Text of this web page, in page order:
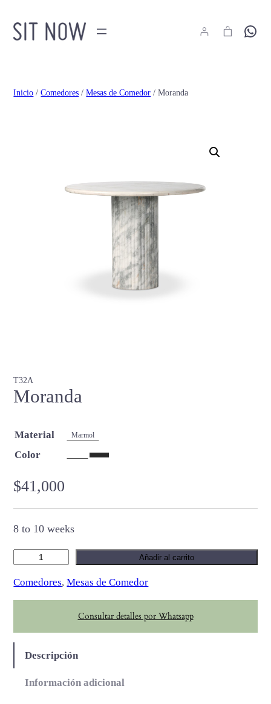
Hola
Inicio /Comedores /Mesas de Comedor / Moranda
T32A
Moranda
Material Marmol
Color
$41,000
8 to 10 weeks
r
a
d
c
Añadir al carrito
Comedores, Mesas de Comedor
Consultar detalles por Whatsapp
Descripción
Información adicional